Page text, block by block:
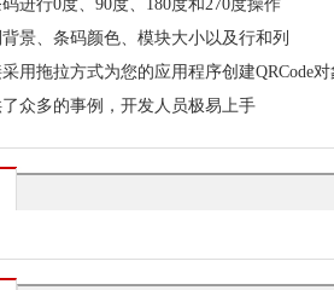
进行0度、90度、180度和270度操作
景、条码颜色、模块大小以及行和列
用拖拉方式为您的应用程序创建QRCode对
众多的事例，开发人员极易上手